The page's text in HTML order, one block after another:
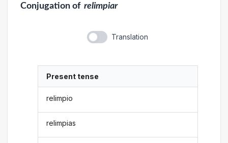
Conjugationof relimpiar
Translation
Present tense
relimpio
relimpias